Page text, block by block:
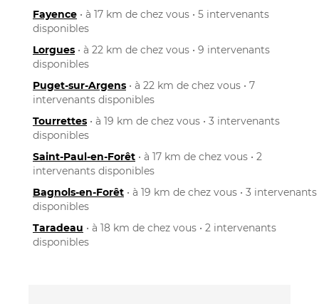
Fayence • à 17 km de chez vous • 5 intervenants
disponibles
Lorgues • à 22 km de chez vous • 9 intervenants
disponibles
Puget-sur-Argens • à 22 km de chez vous • 7
intervenants disponibles
Tourrettes • à 19 km de chez vous • 3 intervenants
disponibles
Saint-Paul-en-Forêt • à 17 km de chez vous • 2
intervenants disponibles
Bagnols-en-Forêt • à 19 km de chez vous • 3 intervenants
disponibles
Taradeau • à 18 km de chez vous • 2 intervenants
disponibles